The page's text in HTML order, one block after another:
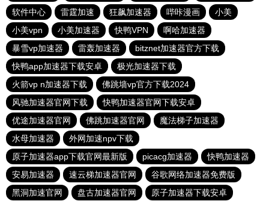
软件中心
雷霆加速 狂飙加速器 哔咔漫画
小美
小美vpn
小美加速器 快鸭VPN
啊哈加速器
暴雪vp加速器
雷轰加速器
bitznet加速器官方下载
快鸭app加速器下载安卓
极光加速器下载
火箭vp n加速器下载
佛跳墙vp官方下载2024
风驰加速器官网下载
快鸭加速器官网下载安卓
优途加速器官网
佛跳加速器官网
魔法梯子加速器
水母加速器
外网加速npv下载
原子加速器app下载官网最新版
picacg加速器
快鸭加速器
安易加速器
速云梯加速器官网
谷歌网络加速器免费版
黑洞加速官网
盘古加速器官网 原子加速器下载安卓